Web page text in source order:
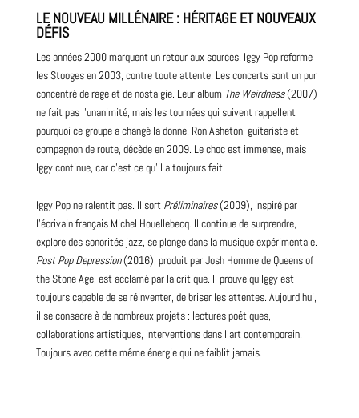
LE NOUVEAU MILLÉNAIRE : HÉRITAGE ET NOUVEAUX
DÉFIS
Les années2000marquent un retour aux sources. Iggy Pop reforme
les Stooges en 2003, contre toute attente. Lesconcertssont un pur
concentré de rage et de nostalgie. Leur album The Weirdness(2007)
ne fait pas l’unanimité, mais les tournées qui suivent rappellent
pourquoi ce groupe a changé la donne. Ron Asheton, guitaristeet
compagnon de route, décède en 2009. Le choc est immense, mais
Iggy continue, car c’est ce qu’il a toujours fait.
Iggy Pop ne ralentit pas. Il sort Préliminaires(2009), inspiré par
l’écrivain français Michel Houellebecq. Il continue de surprendre,
explore des sonorités jazz, se plonge dans la musique expérimentale.
Post Pop Depression(2016), produit par Josh Homme de Queens of
the Stone Age, est acclamé par la critique. Il prouve qu’Iggy est
toujours capable de se réinventer, de briser les attentes. Aujourd’hui,
il se consacre à de nombreux projets : lectures poétiques,
collaborations artistiques, interventions dans l’art contemporain.
Toujours avec cette même énergie qui ne faiblit jamais.